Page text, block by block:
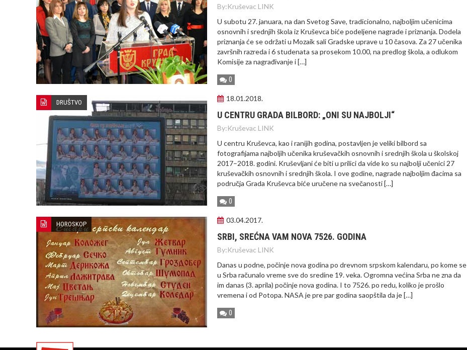
By:Kruševac LINK
U subotu 27. januara, na dan Svetog Save, tradicionalno, najboljim učenicima
osnovnih i srednjih škola iz Kruševca biće podeljene nagrade i priznanja. Dodela
priznanja će se održati u Mozaik sali Gradske uprave u 10 časova. Za 27 učenika
završnih razreda i 6 studenata sa prosekom 10.00, na predlog škola, a odlukom
Komisije za nagrađivanje i […]
0
DRUŠTVO 18.01.2018.
U CENTRU GRADA BILBORD: „ONI SU NAJBOLJI“
By:Kruševac LINK
U centru Kruševca, kao i ranijih godina, postavljen je veliki bilbord sa
fotografijama najboljih učenika kruševačkih osnovnih i srednjih škola u školskoj
2017–2018. godini. Kruševljani će biti u prilici da vide ko su najbolji učenici 27
kruševačkih osnovnih i srednjih škola. I ove godine, nagrade najboljim đacima sa
područja Grada Kruševca biće uručene na svečanosti […]
0
HOROSKOP 03.04.2017.
SRBI, SREĆNA VAM NOVA 7526. GODINA
By:Kruševac LINK
Danas u podne, počinje nova godina po drevnom srpskom kalendaru, po kome se
u Srba računalo vreme sve do sredine 19. veka. Ogromna većina Srba ne zna da
im danas (3. aprila) počinje nova godina. I to 7526. po redu, koliko je prošlo
vremena i od Potopa. NASA je pre par godina saopštila da je […]
0